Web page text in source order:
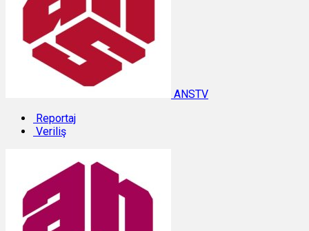
ANSTV
Reportaj
Veriliş